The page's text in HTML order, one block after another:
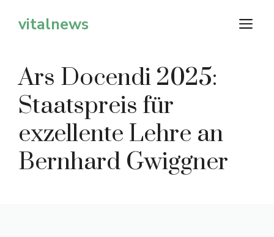
Inhaltvitalnews
Ars Docendi 2025:
Staatspreis für
exzellente Lehre an
Bernhard Gwiggner